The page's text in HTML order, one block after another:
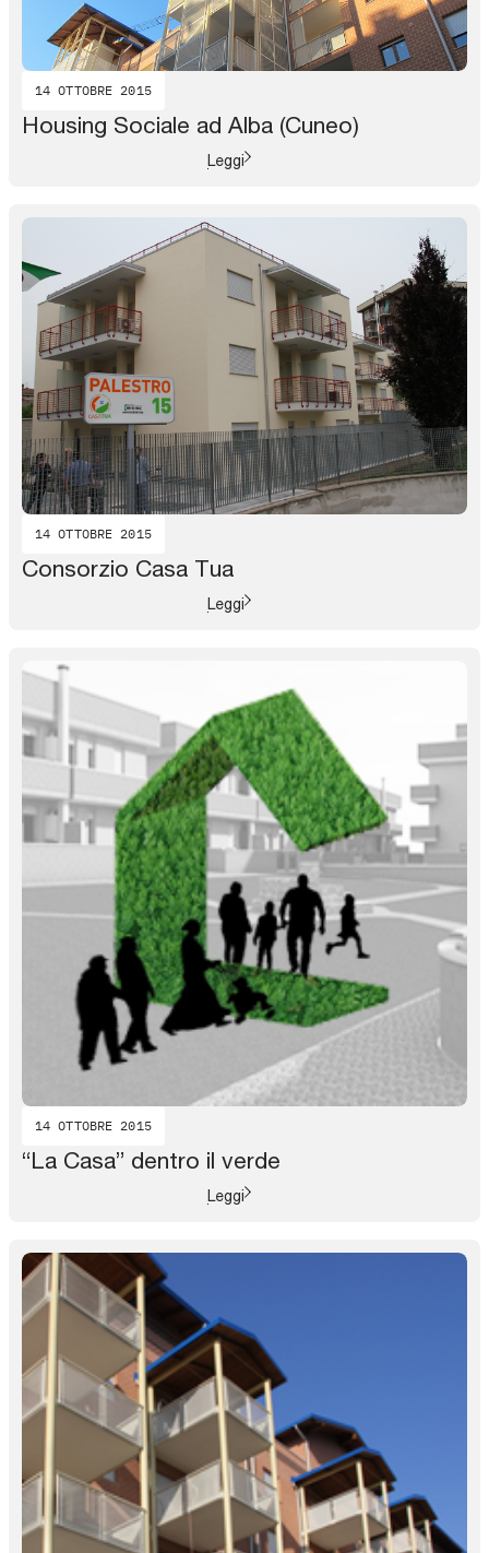
14 OTTOBRE 2015
Housing Sociale ad Alba (Cuneo)
Leggi
14 OTTOBRE 2015
Consorzio Casa Tua
Leggi
14 OTTOBRE 2015
“La Casa” dentro il verde
Leggi